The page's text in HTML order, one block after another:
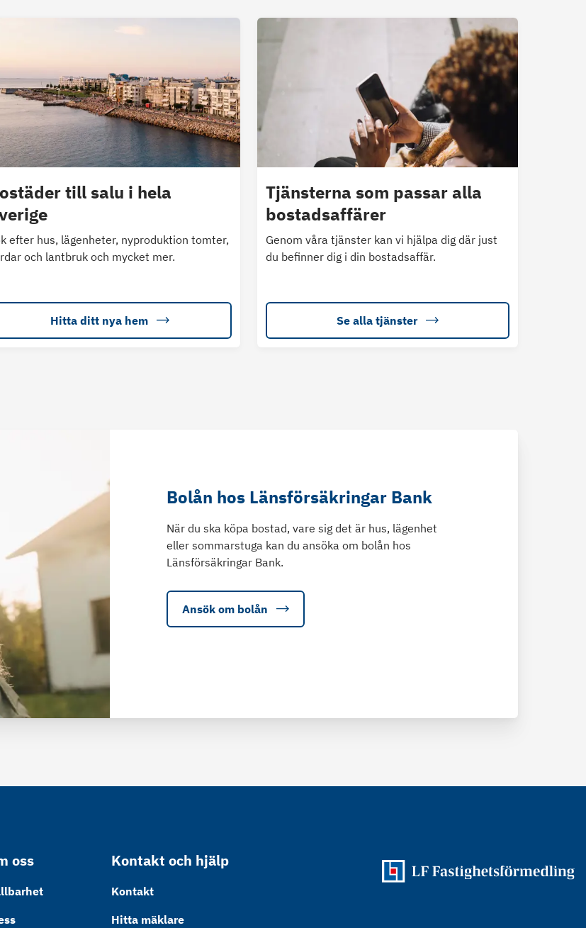
till salu i hela
efter hus, lägenheter, nyproduktion tomter,
och lantbruk och mycket mer.
Hitta ditt nya hem
Tjänsterna som passar alla
bostadsaffärer
Genom våra tjänster kan vi hjälpa dig där just
du befinner dig i din bostadsaffär.
Se alla tjänster
Bolån hos Länsförsäkringar Bank
När du ska köpa bostad, vare sig det är hus, lägenhet
eller sommarstuga kan du ansöka om bolån hos
Länsförsäkringar Bank.
Ansök om bolån
oss Kontakt och hjälp
Kontakt
Hitta mäklare